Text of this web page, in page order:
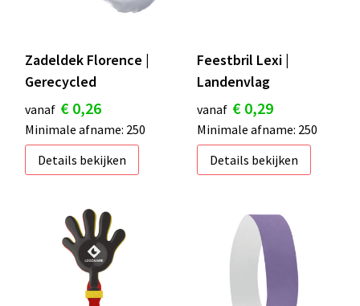
Zadeldek Florence |
Gerecycled
vanaf € 0,26
Minimale afname: 250
Details bekijken
Feestbril Lexi |
Landenvlag
vanaf € 0,29
Minimale afname: 250
Details bekijken